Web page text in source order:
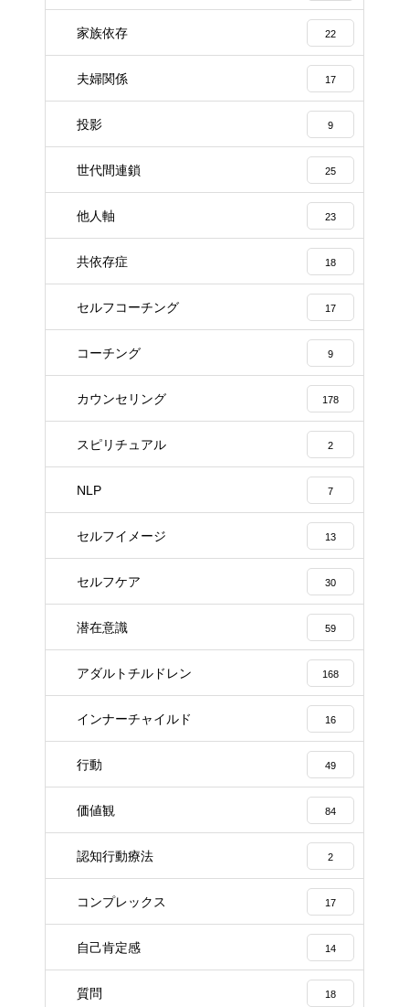
家族依存 22
夫婦関係 17
投影 9
世代間連鎖 25
他人軸 23
共依存症 18
セルフコーチング 17
コーチング 9
カウンセリング 178
スピリチュアル 2
NLP 7
セルフイメージ 13
セルフケア 30
潜在意識 59
アダルトチルドレン 168
インナーチャイルド 16
行動 49
価値観 84
認知行動療法 2
コンプレックス 17
自己肯定感 14
質問 18